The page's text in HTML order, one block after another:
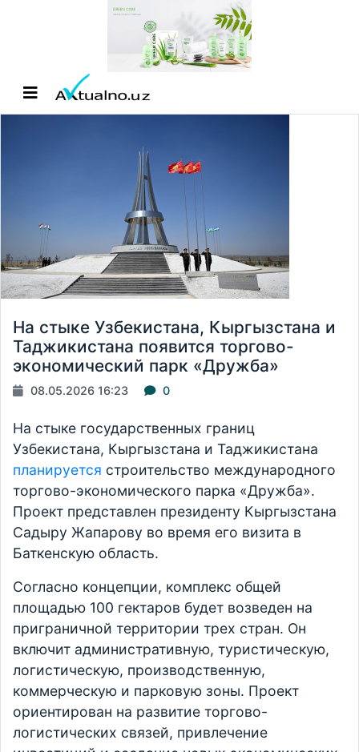
На стыке Узбекистана, Кыргызстана и
Таджикистана появится торгово-
экономический парк «Дружба»
08.05.2026 16:23 0
На стыке государственных границ
Узбекистана, Кыргызстана и Таджикистана
планируется строительство международного
торгово-экономического парка «Дружба».
Проект представлен президенту Кыргызстана
Садыру Жапарову во время его визита в
Баткенскую область.
Согласно концепции, комплекс общей
площадью 100 гектаров будет возведен на
приграничной территории трех стран. Он
включит административную, туристическую,
логистическую, производственную,
коммерческую и парковую зоны. Проект
ориентирован на развитие торгово-
логистических связей, привлечение